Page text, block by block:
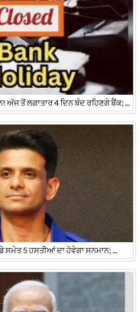
ਅੱਜ ਤੋਂ ਲਗਾਤਾਰ 4 ਦਿਨ ਬੰਦ ਰਹਿਣਗੇ ਬੈਂਕ; ...
ਸਮੇਤ 5 ਹਸਤੀਆਂ ਦਾ ਹੋਵੇਗਾ ਸਨਮਾਨ; ...